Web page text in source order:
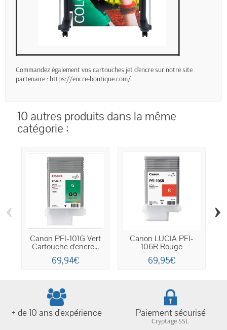
Commandez également vos cartouches jet d'encre sur notre site
partenaire : https://encre-boutique.com/
10 autres produits dans la même
catégorie :
Canon PFI-101G Vert
Cartouche d'encre...
69,94€
Canon LUCIA PFI-
106R Rouge
Cartouche...
69,95€
‹ ›
+ de 10 ans d'expérience Paiement sécurisé
Cryptage SSL